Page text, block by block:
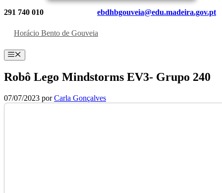
291 740 010 ebdhbgouveia@edu.madeira.gov.pt
Horácio Bento de Gouveia
Menu
Robô Lego Mindstorms EV3- Grupo 240
07/07/2023 porCarla Gonçalves